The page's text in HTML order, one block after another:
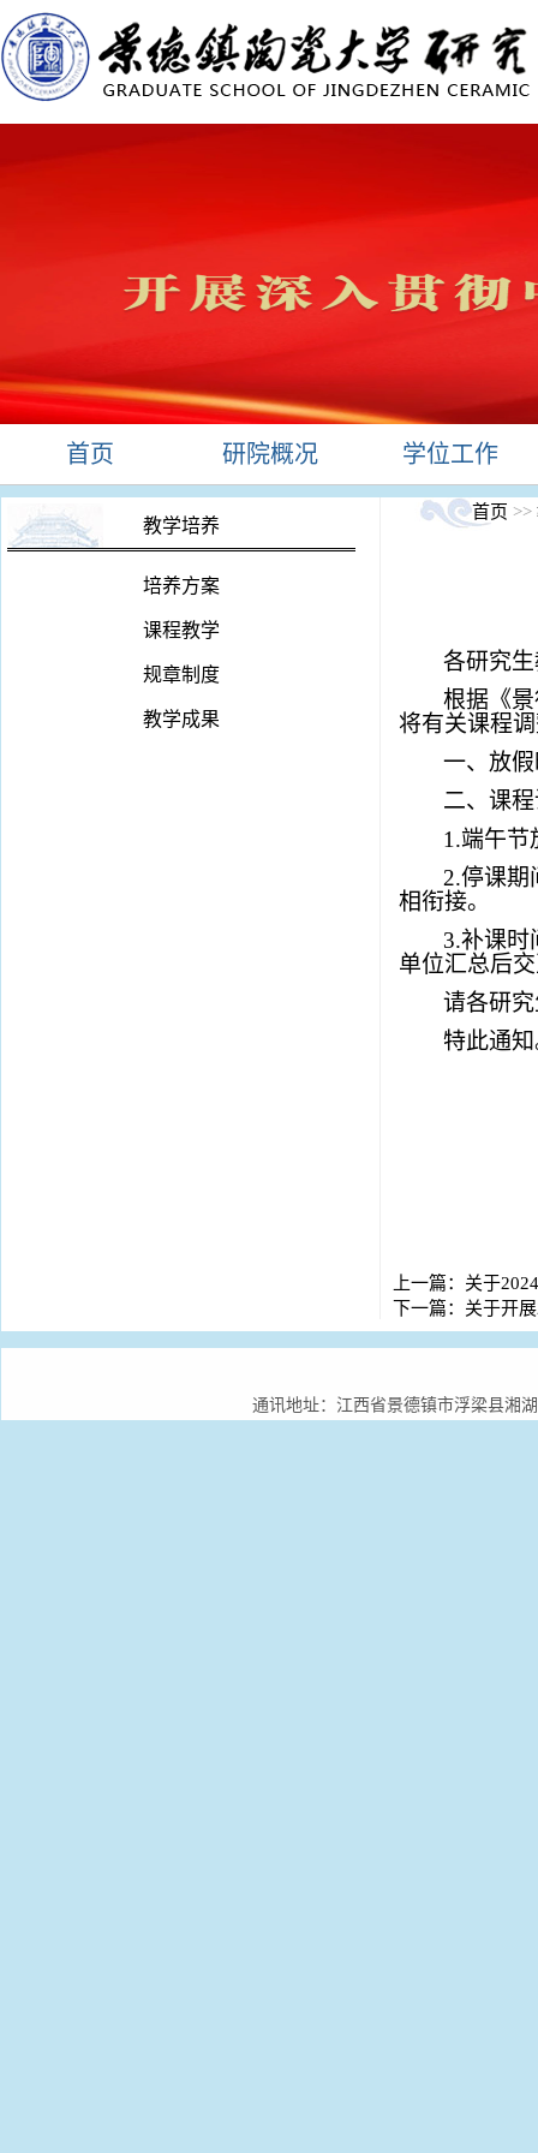
首页 研院概况 学位工作
教学培养
培养方案
课程教学
规章制度
教学成果
首页 >>
各研究生
根据《
将有关课程
一、 放
二、 课
1.端午节
2.停课期
相衔接。
3.补课时
单位汇总后
请各研
特此通
上一篇： 关于
下一篇： 关于开
通讯地址：江西省景德镇市浮梁县湘